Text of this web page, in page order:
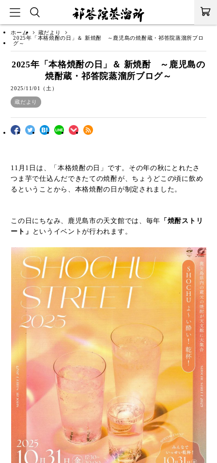
ホーム
蔵だより
2025年「本格焼酎の日」＆ 新焼酎 ～鹿児島の焼酎蔵・祁答院蒸溜所ブロ
グ～
2025年「本格焼酎の日」＆ 新焼酎 ～鹿児島の
焼酎蔵・祁答院蒸溜所ブログ～
2025/11/01（土）
蔵だより
11月1日は、「本格焼酎の日」です。その年の秋にとれたさ
つま芋で仕込んだできたての焼酎が、ちょうどこの頃に飲め
るということから、本格焼酎の日が制定されました。
この日にちなみ、鹿児島市の天文館では、毎年 「焼酎ストリ
ート」
というイベントが行われます。